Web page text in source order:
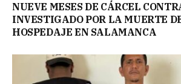
NUEVE MESES DE CÁRCEL
INVESTIGADO POR LA MUERTE
HOSPEDAJE EN SALAMANCA